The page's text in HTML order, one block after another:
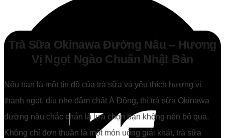
Trà Sữa Okinawa Đường Nâu – Hương
Vị Ngọt Ngào Chuẩn Nhật Bản
Nếu bạn là một tín đồ của trà sữa và yêu thích hương vị
thanh ngọt, dịu nhẹ đậm chất Á Đông, thì trà sữa Okinawa
đường nâu chắc chắn là lựa chọn bạn không nên bỏ qua.
Không chỉ đơn thuần là một món uống giải khát, trà sữa